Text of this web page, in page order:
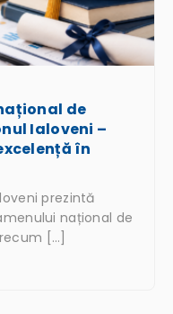
de
Ialoveni –
în
prezintă
național de
[…]